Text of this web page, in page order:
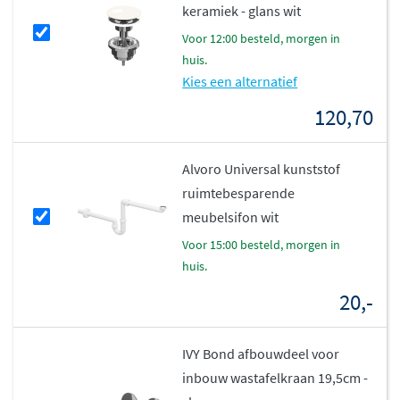
je zorgen hoeft te maken over vlekken of verkleuring.
Flexibele kraangat opties
, afhankelijk van je voorkeur en de gekozen
zonder kraangat ideaal, terwijl de uitvoeringen met één
of twee kraangaten perfect zijn voor vrijstaande kranen.
Deze flexibiliteit maakt het mogelijk om je
badkamerinrichting helemaal naar eigen wens samen te
De Modi wastafel is speciaal ontworpen om te
keramiek - glans wit
voor 12:00 besteld, morgen in
huis.
Kies een alternatief
120,70
Alvoro Universal kunststof
ruimtebesparende
meubelsifon wit
voor 15:00 besteld, morgen in
huis.
20,-
IVY Bond afbouwdeel voor
inbouw wastafelkraan 19,5cm -